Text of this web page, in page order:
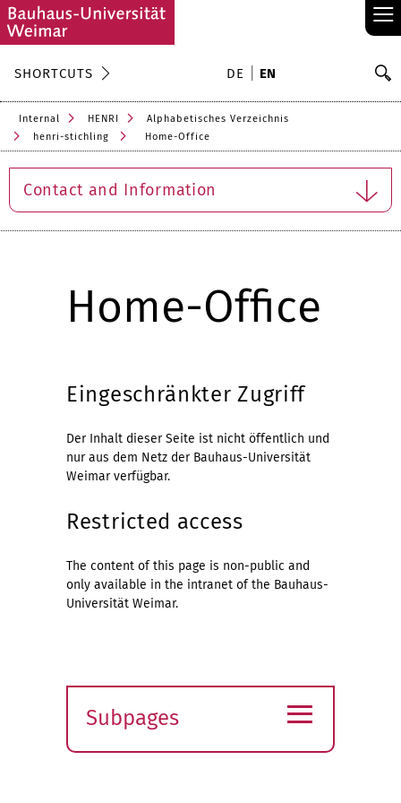
≡
SHORTCUTS DE EN
Internal HENRI
Alphabetisches Verzeichnis
henri-stichling
Home-Office
Contact and Information
Home-Office
Eingeschränkter Zugriff
Der Inhalt dieser Seite ist nicht öffentlich und
nur aus dem Netz der Bauhaus-Universität
Weimar verfügbar.
Restricted access
The content of this page is non-public and
only available in the intranet of the Bauhaus-
Universität Weimar.
Subpages
≡